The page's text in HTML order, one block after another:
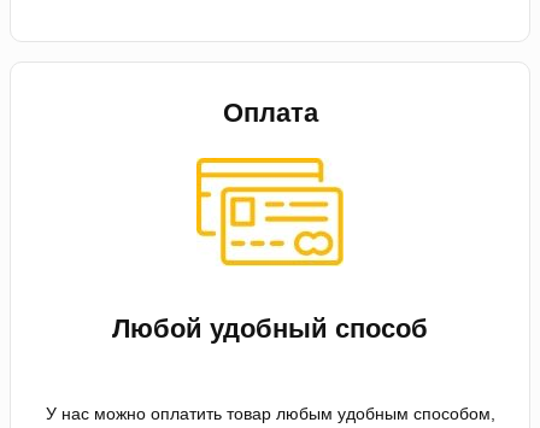
Оплата
Любой удобный способ
У нас можно оплатить товар любым удобным способом,